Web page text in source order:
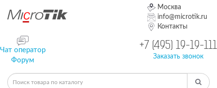
Москва
info@microtik.ru
Контакты
Чат оператор
Форум
+7 (495) 19-19-111
Заказать звонок